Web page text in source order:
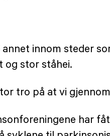
innom steder
og stor ståhei.
tro på at vi
har